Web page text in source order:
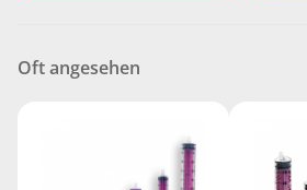
Oft angesehen